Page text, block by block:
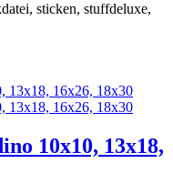
sticken, stuffdeluxe,
10x10, 13x18,